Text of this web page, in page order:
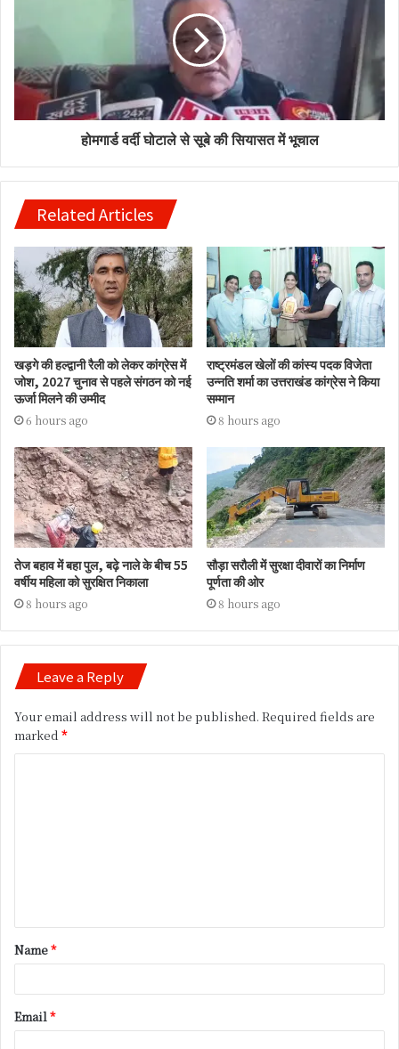
होमगार्ड वर्दी घोटाले से सूबे की सियासत में भूचाल
Related Articles
खड़गे की हल्द्वानी रैली को लेकर कांग्रेस में
जोश, 2027 चुनाव से पहले संगठन को नई
ऊर्जा मिलने की उम्मीद
6 hours ago
राष्ट्रमंडल खेलों की कांस्य पदक विजेता
उन्नति शर्मा का उत्तराखंड कांग्रेस ने किया
सम्मान
8 hours ago
तेज बहाव में बहा पुल, बढ़े नाले के बीच 55
वर्षीय महिला को सुरक्षित निकाला
8 hours ago
सौड़ा सरौली में सुरक्षा दीवारों का निर्माण
पूर्णता की ओर
8 hours ago
Leave a Reply
Your email address will not be published. Required fields are
marked *
t
*
Name*
Email*